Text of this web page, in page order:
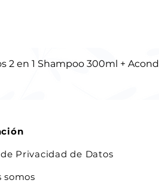
2 en 1 Shampoo 300ml +
Privacidad de Datos
somos